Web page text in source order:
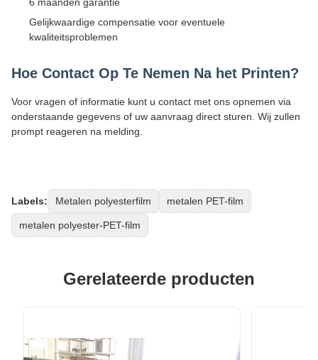
Gelijkwaardige compensatie voor eventuele
kwaliteitsproblemen
Hoe Contact Op Te Nemen Na het Printen?
Voor vragen of informatie kunt u contact met ons opnemen via
onderstaande gegevens of uw aanvraag direct sturen. Wij zullen
prompt reageren na melding.
Labels: Metalen polyesterfilm metalen PET-film
metalen polyester-PET-film
Gerelateerde producten